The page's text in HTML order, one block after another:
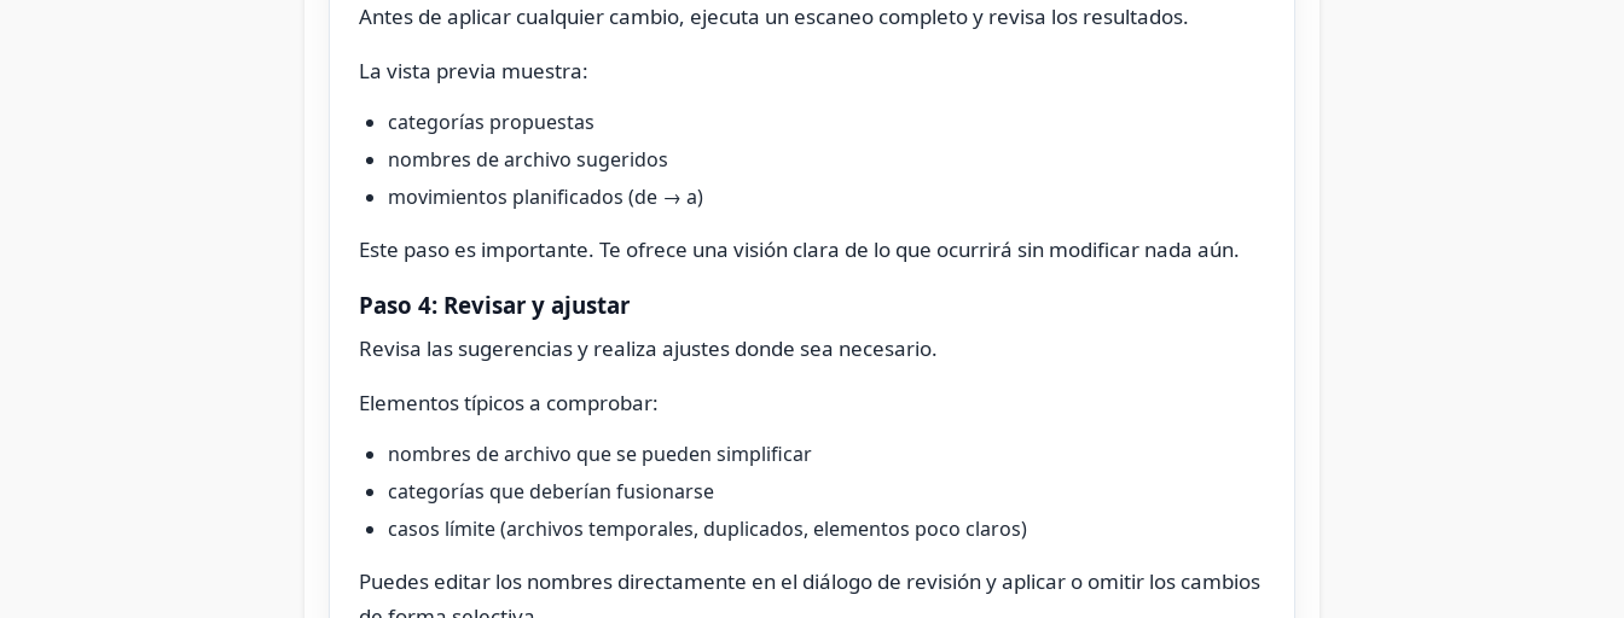
Antes de aplicar cualquier cambio, ejecuta un escaneo completo y revisa los resultados.
La vista previa muestra:
categorías propuestas
nombres de archivo sugeridos
movimientos planificados (de → a)
Este paso es importante. Te ofrece una visión clara de lo que ocurrirá sin modificar nada aún.
Paso 4: Revisar y ajustar
Revisa las sugerencias y realiza ajustes donde sea necesario.
Elementos típicos a comprobar:
nombres de archivo que se pueden simplificar
categorías que deberían fusionarse
casos límite (archivos temporales, duplicados, elementos poco claros)
Puedes editar los nombres directamente en el diálogo de revisión y aplicar o omitir los cambios